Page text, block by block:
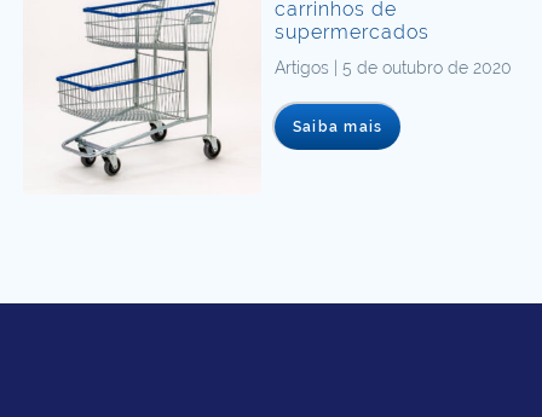
carrinhos de
supermercados
Artigos | 5 de outubro de 2020
Saiba mais